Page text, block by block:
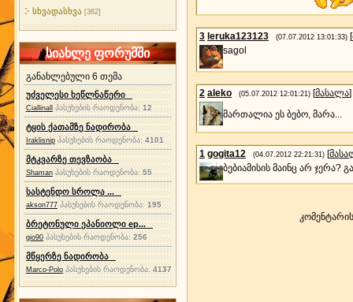
სხვადასხვა [362]
სიახლე ფორუმში
განახლებული 6 თემა
უძველესი ხეწლნაწერი
Ciallinall პასუხების რაოდენობა:12
ტყის ქათამზე ნადირობა
Iraklisnip პასუხების რაოდენობა: 4101
მტკვარზე თევზაობა
Shaman პასუხების რაოდენობა:55
სასტენდო სროლა ...
akson777 პასუხების რაოდენობა:195
ბრეტონული ეპანიოლი ep...
gio90 პასუხების რაოდენობა:256
მწყერზე ნადირობა
Marco-Polo პასუხების რაოდენობა:4137
3 leruka123123 (07.07.2012 13:01:33) [
sagol
2 aleko (05.07.2012 12:01:21) [მასალა]
მართალია ეს ბებო, მარა...
1 gogita12 (04.07.2012 22:21:31) [
ბებიამისის მაინც არ ჯერა?